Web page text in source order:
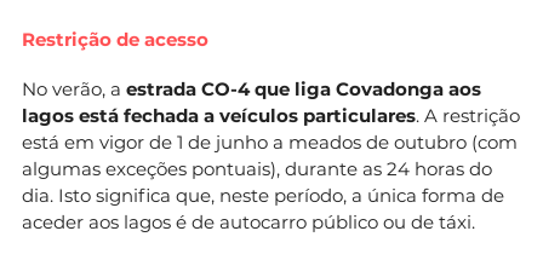
Restrição de acesso
No verão, a estrada CO-4 que liga Covadonga aos
lagos está fechada a veículos particulares. A restrição
está em vigor de 1 de junho a meados de outubro (com
algumas exceções pontuais), durante as 24 horas do
dia. Isto significa que, neste período, a única forma de
aceder aos lagos é de autocarro público ou de táxi.